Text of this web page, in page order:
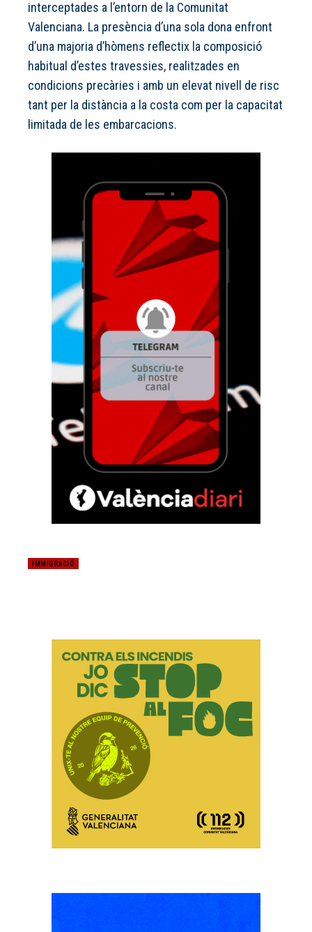
interceptades a l’entorn de la Comunitat
Valenciana. La presència d’una sola dona enfront
d’una majoria d’hòmens reflectix la composició
habitual d’estes travessies, realitzades en
condicions precàries i amb un elevat nivell de risc
tant per la distància a la costa com per la capacitat
limitada de les embarcacions.
IMMIGRACIÓ